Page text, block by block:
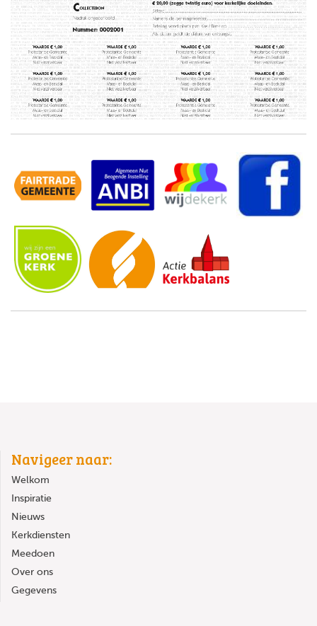
Navigeer naar:
Welkom
Inspiratie
Nieuws
Kerkdiensten
Meedoen
Over ons
Gegevens